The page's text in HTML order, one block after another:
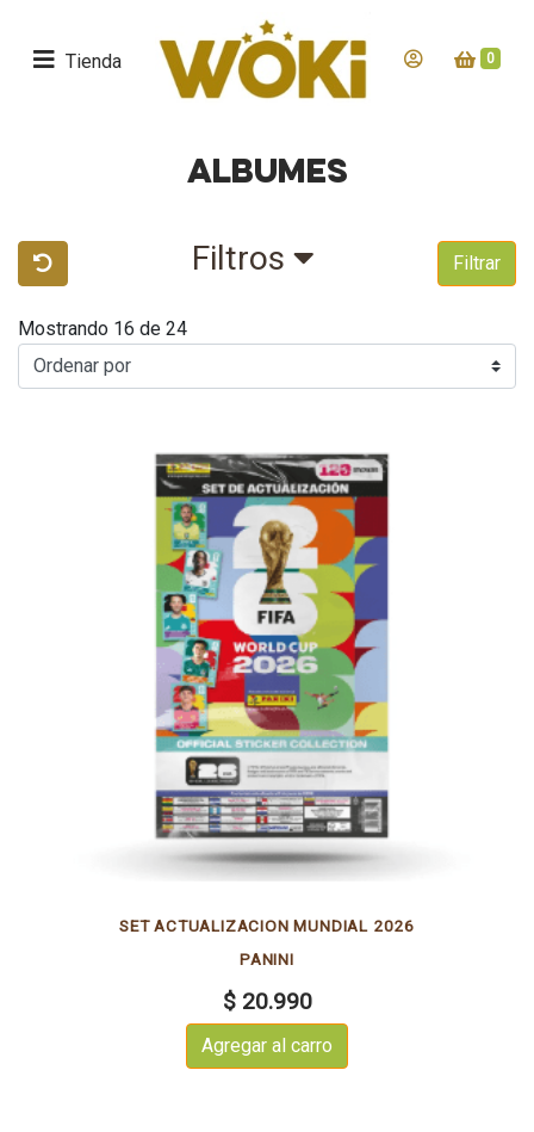
Tienda 0
ALBUMES
Filtros Filtrar
Mostrando 16 de 24
SET ACTUALIZACION MUNDIAL 2026
PANINI
$ 20.990
Agregar al carro